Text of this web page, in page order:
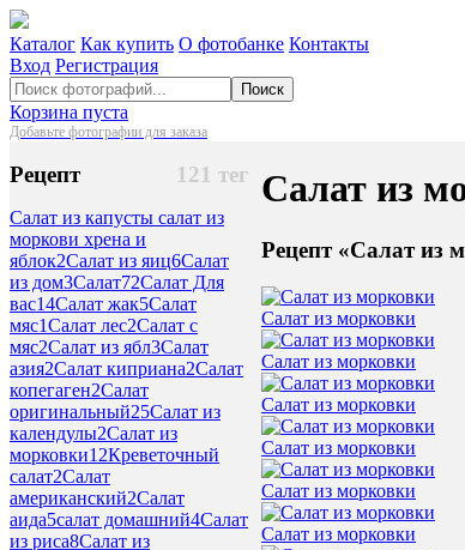
Каталог Как купить О фотобанке Контакты
Вход Регистрация
Поиск
Корзина пуста
Добавьте фотографии для заказа
121 тег
Рецепт
Салат из капусты салат из
моркови хрена и
яблок2Салат из яиц6Салат
из дом3Салат72Салат Для
вас14Салат жак5Салат
мяс1Салат лес2Салат с
мяс2Салат из ябл3Салат
азия2Салат киприана2Салат
копегаген2Салат
оригинальный25Салат из
календулы2Салат из
морковки12Креветочный
салат2Салат
американский2Салат
аида5салат домашний4Салат
из риса8Салат из
Салат из
Рецепт «Салат из
Салат из морковки
Салат из морковки
Салат из морковки
Салат из морковки
Салат из морковки
Салат из морковки